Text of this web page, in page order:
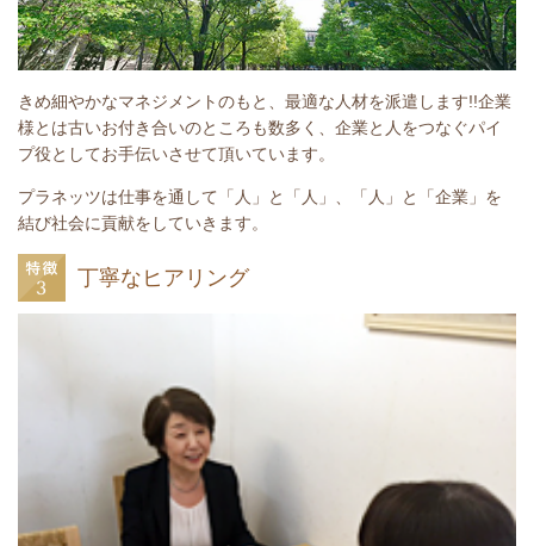
きめ細やかなマネジメントのもと、最適な人材を派遣します!!企業
様とは古いお付き合いのところも数多く、企業と人をつなぐパイ
プ役としてお手伝いさせて頂いています。
プラネッツは仕事を通して「人」と「人」、「人」と「企業」を
結び社会に貢献をしていきます。
丁寧なヒアリング